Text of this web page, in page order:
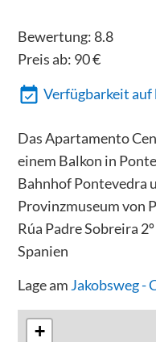
Bewertung: 8.8
Preis ab: 90€
Verfügbarkeit
Das Apartamento
einem Balkon in
Bahnhof Pontevedra
Provinzmuseum von
Rúa Padre Sobreira
Spanien
Lage am Jakobsweg -
+